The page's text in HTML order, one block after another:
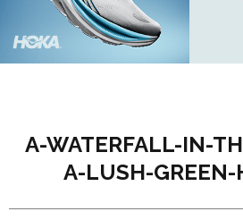
A-WATERFALL-IN-
A-LUSH-GREEN-